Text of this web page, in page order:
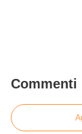
Commenti